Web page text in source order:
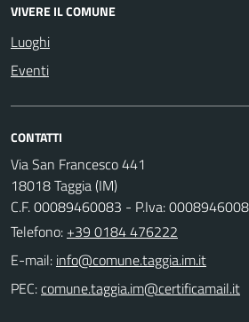
VIVERE IL COMUNE
Luoghi
Eventi
CONTATTI
Via San Francesco 441
18018 Taggia (IM)
C.F. 00089460083 - P.Iva:
Telefono: +39 0184 476222
E-mail:
PEC: